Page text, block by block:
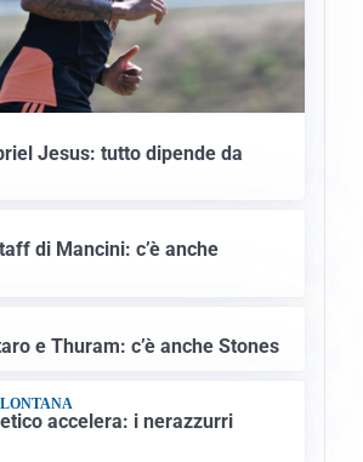
Jesus: tutto dipende da
di Mancini: c’è anche
e Thuram: c’è anche Stones
accelera: i nerazzurri